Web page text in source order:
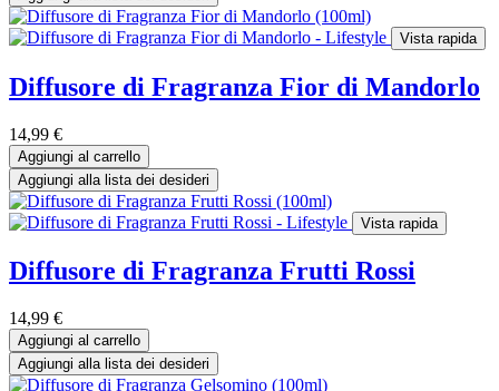
Vista rapida
Diffusore di Fragranza Fior di Mandorlo
14,99 €
Aggiungi al carrello
Aggiungi alla lista dei desideri
Vista rapida
Diffusore di Fragranza Frutti Rossi
14,99 €
Aggiungi al carrello
Aggiungi alla lista dei desideri